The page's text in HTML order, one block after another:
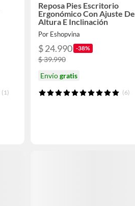
(1)
Reposa Pies Escritorio
Ergonómico Con Ajuste De
Altura E Inclinación
Por Eshopvina
$ 24.990 -38%
$ 39.990
Envíogratis
(6)